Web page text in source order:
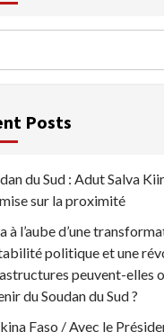
Posts
du Sud : Adut Salva
sur la proximité
à l’aube d’une
politique et une
peuvent-elles
du Soudan du Sud ?
Faso / Avec le